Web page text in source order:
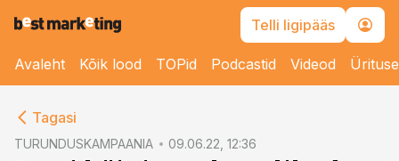
Telli ligipääs
Avaleht Kõik lood TOPid Podcastid Videod
Tagasi
TURUNDUSKAMPAANIA 09.06.22, 12:36